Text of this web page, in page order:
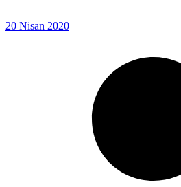
20 Nisan 2020